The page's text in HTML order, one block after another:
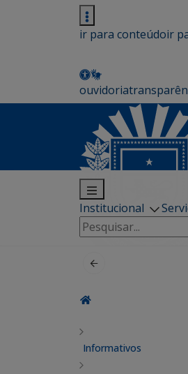
ir para conteúdoir
ouvidoria
Institucional
Pesquisar
por:
Informativos